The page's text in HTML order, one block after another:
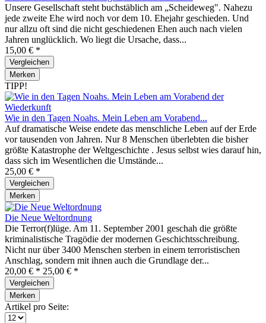
Unsere Gesellschaft steht buchstäblich am „Scheideweg". Nahezu
jede zweite Ehe wird noch vor dem 10. Ehejahr geschieden. Und
nur allzu oft sind die nicht geschiedenen Ehen auch nach vielen
Jahren unglück­lich. Wo liegt die Ursache, dass...
15,00 € *
Vergleichen
Merken
TIPP!
Wie in den Tagen Noahs. Mein Leben am Vorabend...
Auf dramatische Weise endete das menschliche Leben auf der Erde
vor tausenden von Jahren. Nur 8 Menschen überlebten die bisher
größte Katastrophe der Weltgeschichte . Jesus selbst wies darauf hin,
dass sich im Wesentlichen die Umstände...
25,00 € *
Vergleichen
Merken
Die Neue Weltordnung
Die Terror(f)lüge. Am 11. September 2001 geschah die größte
kriminalistische Tragödie der modernen Geschichtsschreibung.
Nicht nur über 3400 Menschen sterben in einem terroristischen
Anschlag, sondern mit ihnen auch die Grundlage der...
20,00 € * 25,00 € *
Vergleichen
Merken
Artikel pro Seite: